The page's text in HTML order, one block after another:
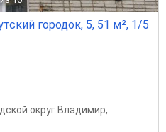
городок, 5, 51 м², 1/5
округ Владимир,